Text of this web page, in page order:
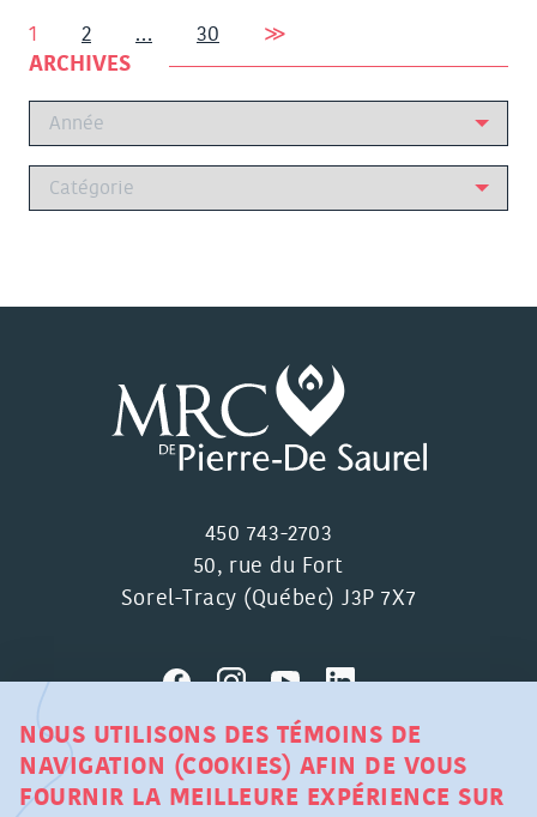
Pagination
publications
1 2 … 30
≫
ARCHIVES
450 743-2703
50, rue du Fort
Sorel-Tracy (Québec) J3P 7X7
MRC DE PIERRE-DE SAUREL ©
TOUS DROITS RÉSERVÉS
NOUS UTILISONS DES TÉMOINS DE
NAVIGATION (COOKIES) AFIN DE VOUS
FOURNIR LA MEILLEURE EXPÉRIENCE SUR